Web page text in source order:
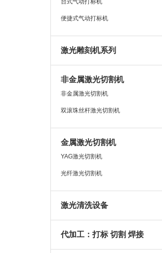
台式气动打标机
便捷式气动打标机
激光雕刻机系列
非金属激光切割机
非金属激光切割机
双滚珠丝杆激光切割机
金属激光切割机
YAG激光切割机
光纤激光切割机
激光清洗设备
代加工：打标 切割 焊接